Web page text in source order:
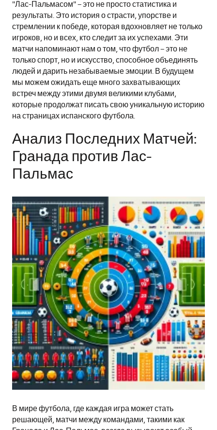
"Лас-Пальмасом" – это не просто статистика и
результаты. Это история о страсти, упорстве и
стремлении к победе, которая вдохновляет не только
игроков, но и всех, кто следит за их успехами. Эти
матчи напоминают нам о том, что футбол – это не
только спорт, но и искусство, способное объединять
людей и дарить незабываемые эмоции. В будущем
мы можем ожидать еще много захватывающих
встреч между этими двумя великими клубами,
которые продолжат писать свою уникальную историю
на страницах испанского футбола.
Анализ Последних Матчей:
Гранада против Лас-
Пальмас
В мире футбола, где каждая игра может стать
решающей, матчи между командами, такими как